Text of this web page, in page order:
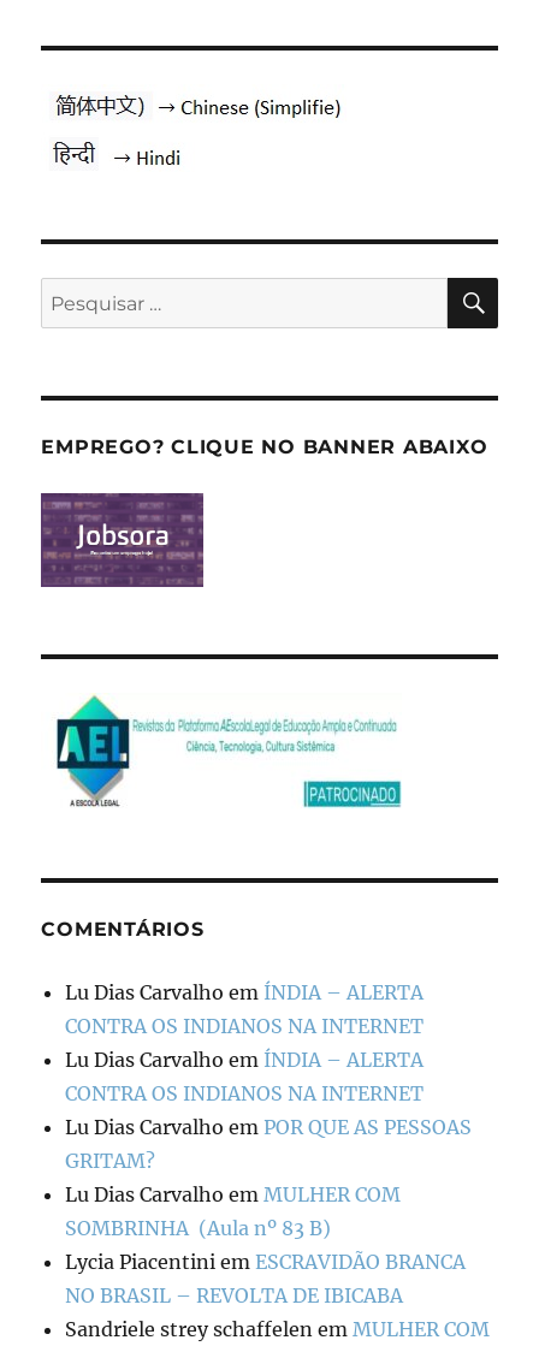
Pesquisar
por:
EMPREGO? CLIQUE NO BANNER ABAIXO
COMENTÁRIOS
Lu Dias Carvalho em ÍNDIA – ALERTA
CONTRA OS INDIANOS NA INTERNET
Lu Dias Carvalho em ÍNDIA – ALERTA
CONTRA OS INDIANOS NA INTERNET
Lu Dias Carvalho emPOR QUE AS PESSOAS
GRITAM?
Lu Dias Carvalho emMULHER COM
SOMBRINHA (Aula nº 83 B)
Lycia Piacentini emESCRAVIDÃO BRANCA
NO BRASIL – REVOLTA DE IBICABA
Sandriele strey schaffelen emMULHER COM